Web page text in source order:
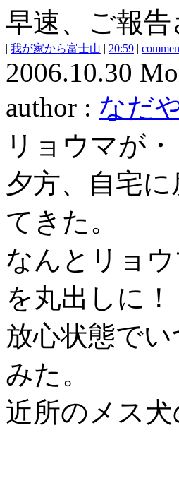
早速、ご報
| 我が家から富士山 | 20:59 |
2006.10.30
author : なだ
リョウマが・
夕方、自宅
てきた。
なんとリョ
を丸出しに！
放心状態で
みた。
近所のメス